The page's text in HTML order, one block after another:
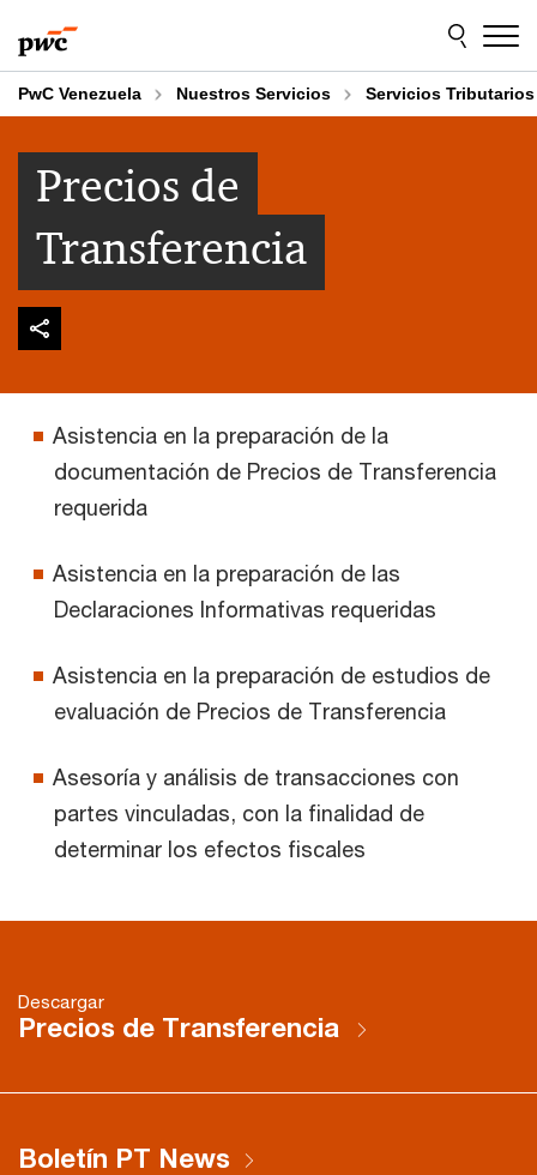
to
content
to
footer
PwC Venezuela Nuestros Servicios Servicios
Precios de
Transferencia
Asistencia en la preparación de la
documentación de Precios de Transferencia
requerida
Asistencia en la preparación de las
Declaraciones Informativas requeridas
Asistencia en la preparación de estudios de
evaluación de Precios de Transferencia
Asesoría y análisis de transacciones con
partes vinculadas, con la finalidad de
determinar los efectos fiscales
Descargar
Precios de Transferencia
Boletín PT News